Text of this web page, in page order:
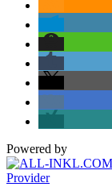
Powered by